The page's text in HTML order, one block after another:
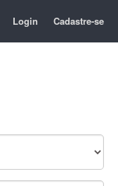
Login Cadastre-se